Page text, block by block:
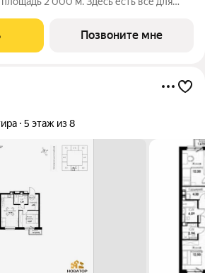
озеленение Безопасность на
Позвоните мне
5 этаж из 8